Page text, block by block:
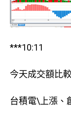
***10:11
今天成交額比
台積電\上漲、